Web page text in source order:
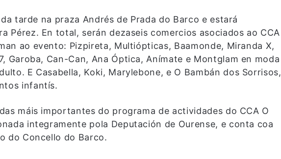
tarde na praza Andrés de Prada do Barco e estará
Pérez. En total, serán dezaseis comercios asociados ao CCA
ao evento: Pizpireta, Multiópticas, Baamonde, Miranda X,
Garoba, Can-Can, Ana Óptica, Anímate e Montglam en moda
E Casabella, Koki, Marylebone, e O Bambán dos Sorrisos,
infantís.
máis importantes do programa de actividades do CCA O
integramente pola Deputación de Ourense, e conta coa
do Concello do Barco.